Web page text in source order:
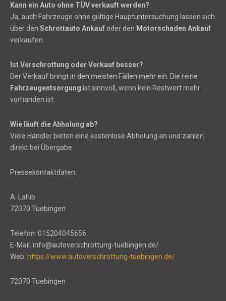
Kann ein Auto ohne TÜV verkauft werden?
Ja, auch Fahrzeuge ohne gültige Hauptuntersuchung lassen sich
über den Schrottauto Ankauf oder den Motorschaden Ankauf
verkaufen.
Ist Verschrottung oder Verkauf besser?
Der Verkauf bringt in den meisten Fällen mehr ein. Die reine
Fahrzeugentsorgung ist sinnvoll, wenn kein Restwert mehr
vorhanden ist.
Wie läuft die Abholung ab?
Viele Händler bieten eine kostenlose Abholung an und zahlen
direkt bei Übergabe.
Pressekontaktdaten:
A. Lahib
72070 Tuebingen
Telefon: 015204045656
E-Mail: info@autoverschrottung-tuebingen.de/
Web: https://www.autoverschrottung-tuebingen.de/
72070 Tuebingen